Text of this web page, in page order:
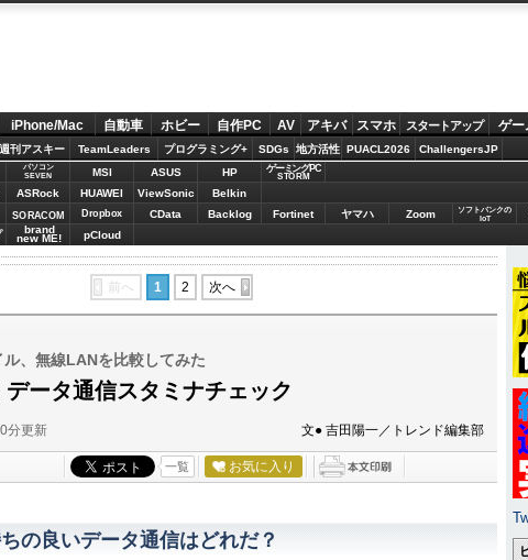
iPhone/Mac 自動車 ホビー 自作PC AV アキバ スマホ スタートアップ ゲー
週刊アスキー TeamLeaders プログラミング+ SDGs 地方活性 PUACL2026 ChallengersJP
パソコン
SEVEN
MSI ASUS HP ゲーミングPC
STORM
ASRock HUAWEI ViewSonic Belkin
SORACOM Dropbox CData Backlog Fortinet ヤマハ Zoom
ソフトバンクの
IoT
brand
new ME! pCloud
前へ 1 2 次へ
、無線LANを比較してみた
ータ通信スタミナチェック
分更新 文● 吉田陽一／トレンド編集部
一覧 お気に入り
の良いデータ通信はどれだ？